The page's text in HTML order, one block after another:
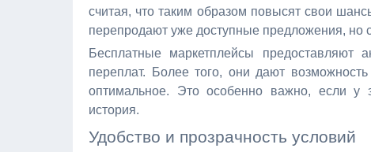
считая, что таким образом повысят свои
перепродают уже доступные предложения, но
Бесплатные маркетплейсы предоставляют
переплат. Более того, они дают
оптимальное. Это особенно важно, если у
история.
Удобство и прозрачность условий